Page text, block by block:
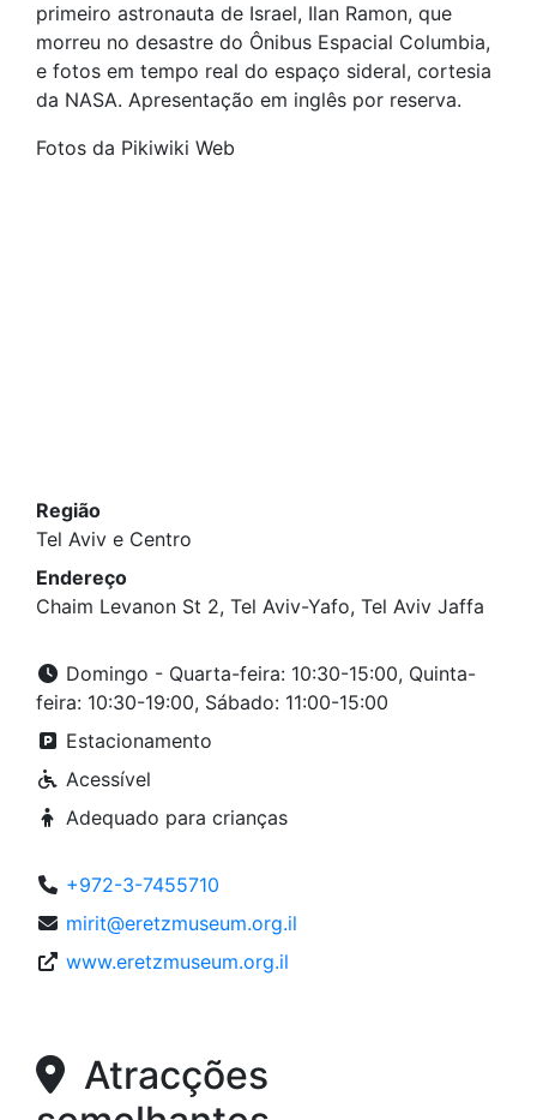
primeiro astronauta de Israel, Ilan Ramon, que
morreu no desastre do Ônibus Espacial Columbia,
e fotos em tempo real do espaço sideral, cortesia
da NASA. Apresentação em inglês por reserva.
Fotos da Pikiwiki Web
Região
Tel Aviv e Centro
Endereço
Chaim Levanon St 2, Tel Aviv-Yafo, Tel Aviv Jaffa
Domingo - Quarta-feira: 10:30-15:00, Quinta-
feira: 10:30-19:00, Sábado: 11:00-15:00
Estacionamento
Acessível
Adequado para crianças
+972-3-7455710
mirit@eretzmuseum.org.il
www.eretzmuseum.org.il
Atracções